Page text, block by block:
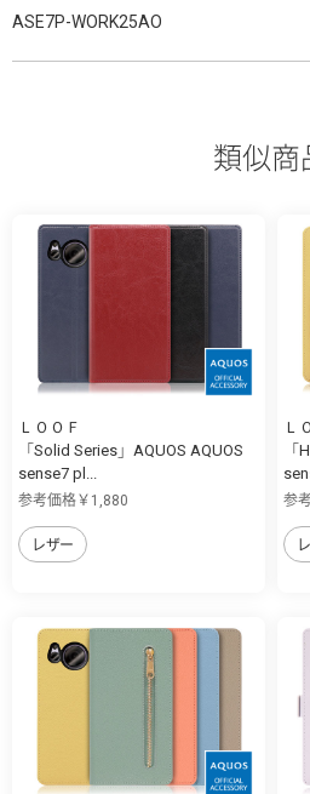
ASE7P-WORK25AO
類似商
ＬＯＯＦ
「Solid Series」AQUOS AQUOS
sense7 pl...
参考価格￥1,880
レザー
Ｌ
「
参